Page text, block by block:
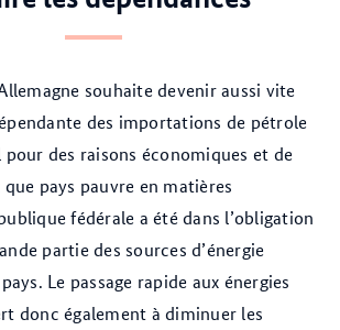
souhaite devenir aussi vite
des importations de pétrole
des raisons économiques et de
pays pauvre en matières
fédérale a été dans l’obligation
partie des sources d’énergie
Le passage rapide aux énergies
donc également à diminuer les